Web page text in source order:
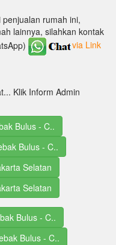
rumah ini,
lainnya, silahkan kontak
via Link
Klik Inform Admin
Bulus - C..
Bulus - C..
Selatan
Selatan
Bulus - C..
Bulus - C..